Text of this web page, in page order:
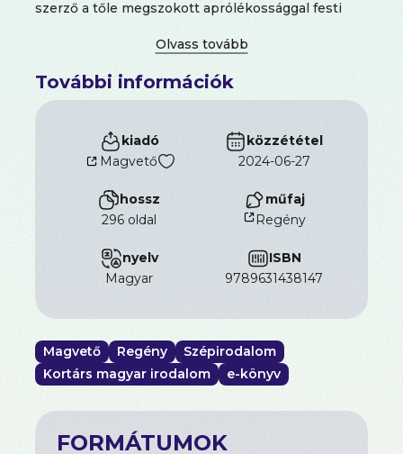
szerző a tőle megszokott aprólékossággal festi
tárgyi hátterét. Helyi munkások, parasztok,
szerepelnek novelláiban, mindig valamilyen
kiélezett történelmi szituációban.Csabai nagy
szeretettel és finom humorral mutatja be, ahogy a
nagypolitika egy kisváros és környezete életében
helyi szintre "fordítódik".
További információk
kiadó
Magvető
közzététel
2024-06-27
hossz
296 oldal
műfaj
Regény
nyelv
magyar
ISBN
9789631438147
Magvető Regény
Szépirodalom
Kortárs magyar irodalom
e-könyv
FORMÁTUMOK